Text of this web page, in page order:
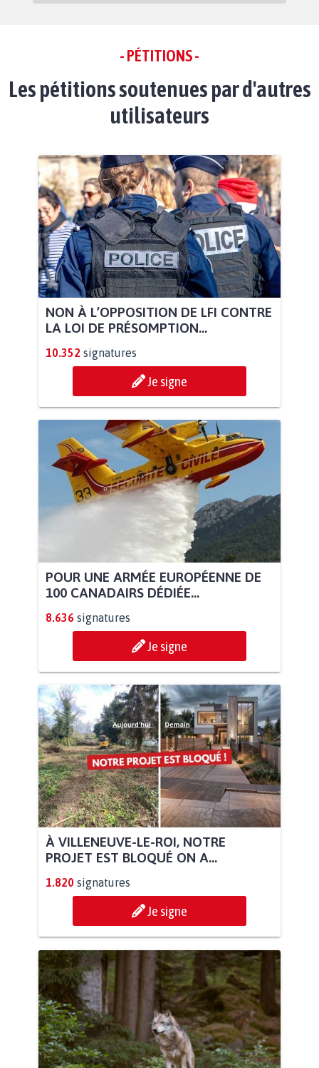
- PÉTITIONS -
Les pétitions soutenues par d'autres
utilisateurs
NON À L’OPPOSITION DE LFI CONTRE
LA LOI DE PRÉSOMPTION...
10.352 signatures
Je signe
POUR UNE ARMÉE EUROPÉENNE DE
100 CANADAIRS DÉDIÉE...
8.636 signatures
Je signe
À VILLENEUVE-LE-ROI, NOTRE
PROJET EST BLOQUÉ ON A...
1.820 signatures
Je signe